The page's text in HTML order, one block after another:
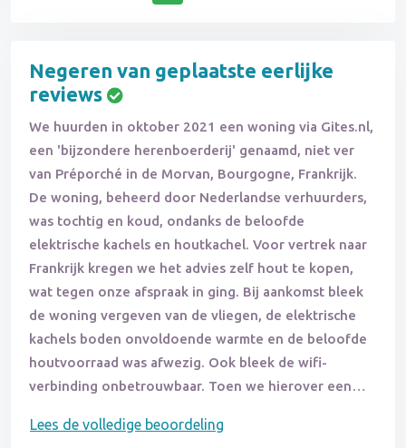
Negeren van geplaatste eerlijke
reviews
We huurden in oktober 2021 een woning via Gites.nl,
een 'bijzondere herenboerderij' genaamd, niet ver
van Préporché in de Morvan, Bourgogne, Frankrijk.
De woning, beheerd door Nederlandse verhuurders,
was tochtig en koud, ondanks de beloofde
elektrische kachels en houtkachel. Voor vertrek naar
Frankrijk kregen we het advies zelf hout te kopen,
wat tegen onze afspraak in ging. Bij aankomst bleek
de woning vergeven van de vliegen, de elektrische
kachels boden onvoldoende warmte en de beloofde
houtvoorraad was afwezig. Ook bleek de wifi-
verbinding onbetrouwbaar. Toen we hierover een
Gites.nl, en werd ons geen verklaring gegeven. Dit
Lees de volledige beoordeling